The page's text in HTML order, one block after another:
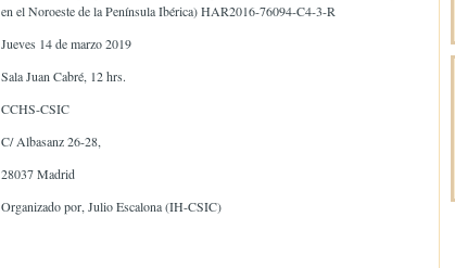
en el Noroeste de la Península Ibérica) HAR2016-76094-C4-3-R
Jueves 14 de marzo 2019
Sala Juan Cabré, 12 hrs.
CCHS-CSIC
C/ Albasanz 26-28,
28037 Madrid
Organizado por, Julio Escalona (IH-CSIC)